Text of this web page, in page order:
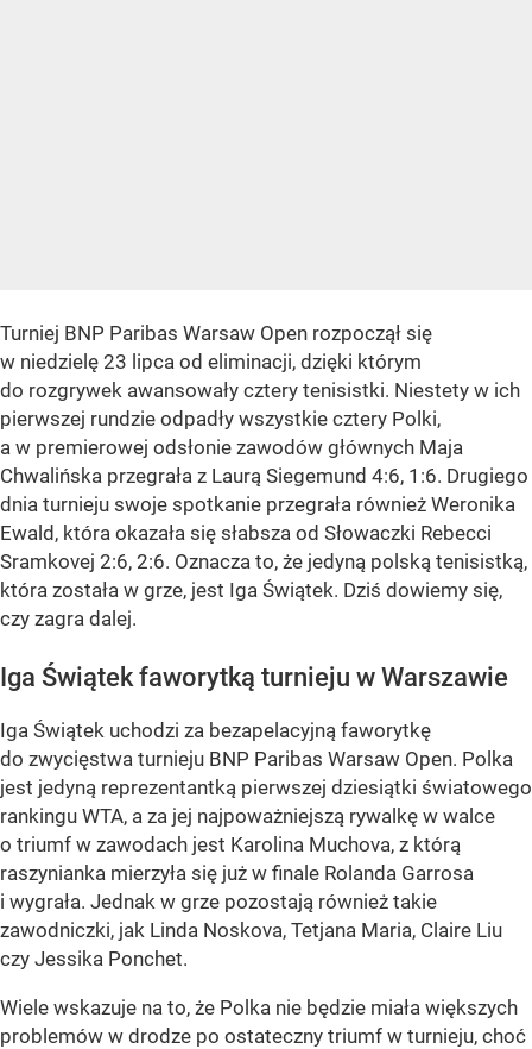
Turniej BNP Paribas Warsaw Open rozpoczął się
w niedzielę 23 lipca od eliminacji, dzięki którym
do rozgrywek awansowały cztery tenisistki. Niestety w ich
pierwszej rundzie odpadły wszystkie cztery Polki,
a w premierowej odsłonie zawodów głównych Maja
Chwalińska przegrała z Laurą Siegemund 4:6, 1:6. Drugiego
dnia turnieju swoje spotkanie przegrała również Weronika
Ewald, która okazała się słabsza od Słowaczki Rebecci
Sramkovej 2:6, 2:6. Oznacza to, że jedyną polską tenisistką,
która została w grze, jest Iga Świątek. Dziś dowiemy się,
czy zagra dalej.
Iga Świątek faworytką turnieju w Warszawie
Iga Świątek uchodzi za bezapelacyjną faworytkę
do zwycięstwa turnieju BNP Paribas Warsaw Open. Polka
jest jedyną reprezentantką pierwszej dziesiątki światowego
rankingu WTA, a za jej najpoważniejszą rywalkę w walce
o triumf w zawodach jest Karolina Muchova, z którą
raszynianka mierzyła się już w finale Rolanda Garrosa
i wygrała. Jednak w grze pozostają również takie
zawodniczki, jak Linda Noskova, Tetjana Maria, Claire Liu
czy Jessika Ponchet.
Wiele wskazuje na to, że Polka nie będzie miała większych
problemów w drodze po ostateczny triumf w turnieju, choć